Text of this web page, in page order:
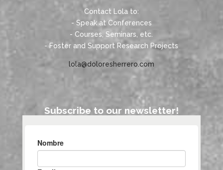
Contact Lola to:
- Speak at Conferences
- Courses, Seminars, etc.
- Foster and Support Research Projects
lola@doloresherrero.com
Subscribe to our newsletter!